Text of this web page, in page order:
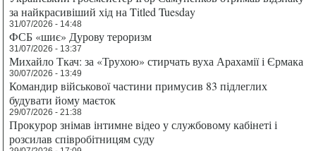
за найкрасивіший хід на Titled Tuesday
31/07/2026 - 14:48
ФСБ «шиє» Дурову тероризм
31/07/2026 - 13:37
Михайло Ткач: за «Трухою» стирчать вуха Арахамії і Єрмака
30/07/2026 - 13:49
Командир військової частини примусив 83 підлеглих
будувати йому маєток
29/07/2026 - 21:38
Прокурор знімав інтимне відео у службовому кабінеті і
розсилав співробітницям суду